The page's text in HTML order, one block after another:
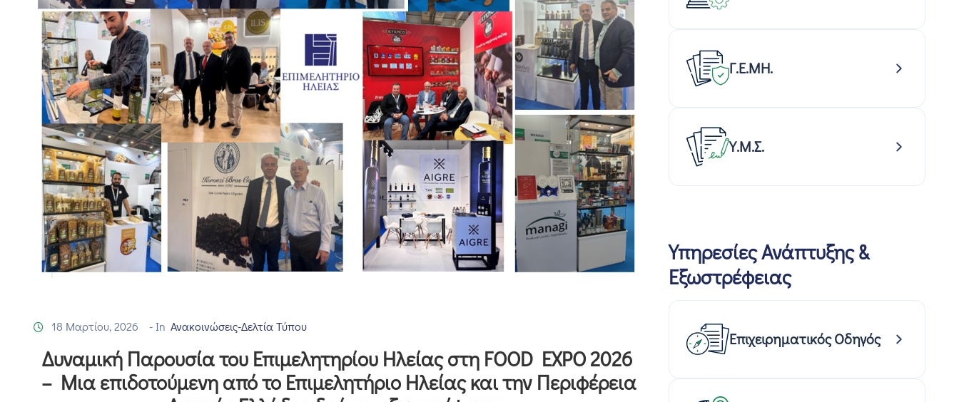
18 Μαρτίου, 2026 - In Ανακοινώσεις-Δελτία Τύπου
Δυναμική Παρουσία του Επιμελητηρίου Ηλείας στη FOOD EXPO 2026
– Μια επιδοτούμενη από το Επιμελητήριο Ηλείας και την Περιφέρεια
Γ.Ε.ΜΗ.
Υ.Μ.Σ.
Υπηρεσίες Ανάπτυξης &
Εξωστρέφειας
Επιχειρηματικός Οδηγός